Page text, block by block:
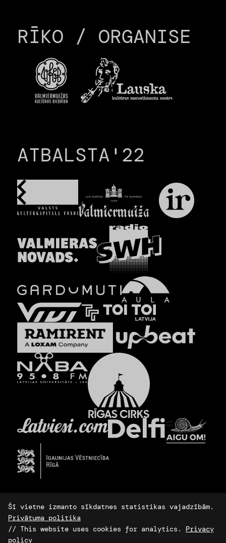
RĪKO / ORGANISE
ATBALSTA'22
Šī vietne izmanto sīkdatnes statistikas vajadzībām.
Privātuma politika
// This website uses cookies for analytics. Privacy
policy